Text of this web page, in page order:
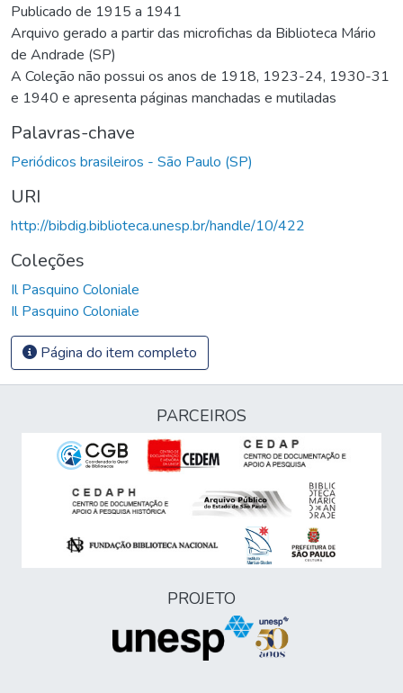
Publicado de 1915 a 1941
Arquivo gerado a partir das microfichas da Biblioteca Mário
de Andrade (SP)
A Coleção não possui os anos de 1918, 1923-24, 1930-31
e 1940 e apresenta páginas manchadas e mutiladas
Palavras-chave
Periódicos brasileiros - São Paulo (SP)
URI
http://bibdig.biblioteca.unesp.br/handle/10/422
Coleções
Il Pasquino Coloniale
Il Pasquino Coloniale
Página do item completo
PARCEIROS
PROJETO